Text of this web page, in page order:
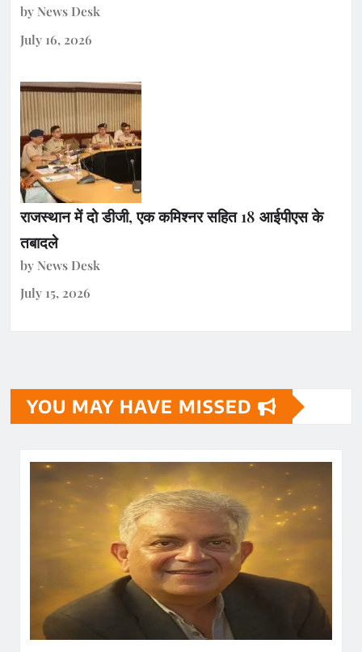
by News Desk
July 16, 2026
राजस्थान में दो डीजी, एक कमिश्नर सहित 18 आईपीएस के
तबादले
by News Desk
July 15, 2026
YOU MAY HAVE MISSED